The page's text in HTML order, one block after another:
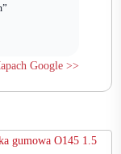
Google >>